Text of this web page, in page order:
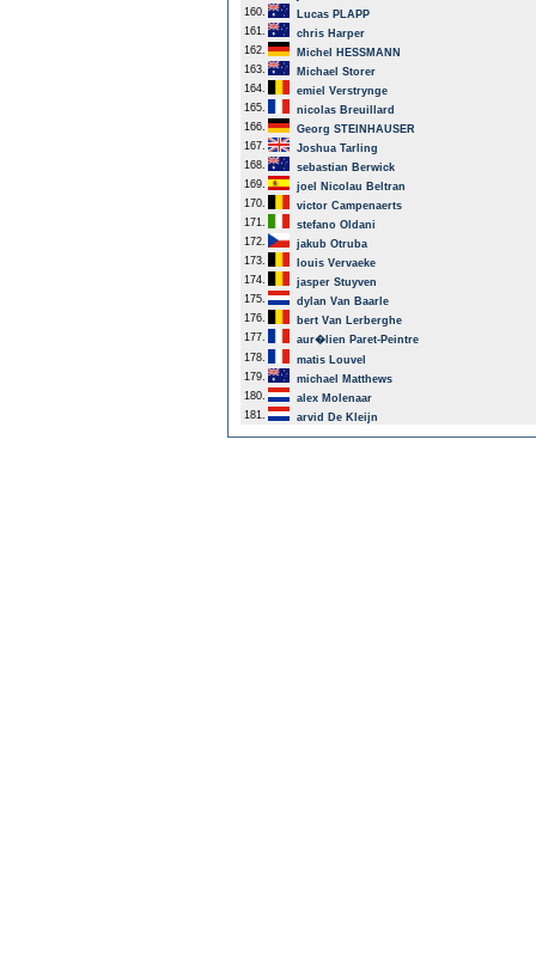
160.
Lucas PLAPP
161.
chris Harper
162.
Michel HESSMANN
163.
Michael Storer
164.
emiel Verstrynge
165.
nicolas Breuillard
166.
Georg STEINHAUSER
167.
Joshua Tarling
168.
sebastian Berwick
169.
joel Nicolau Beltran
170.
victor Campenaerts
171.
stefano Oldani
172.
jakub Otruba
173.
louis Vervaeke
174.
jasper Stuyven
175.
dylan Van Baarle
176.
bert Van Lerberghe
177.
aur�lien Paret-Peintre
178.
matis Louvel
179.
michael Matthews
180.
alex Molenaar
181.
arvid De Kleijn